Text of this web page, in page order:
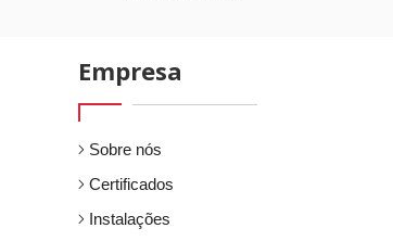
Empresa
Sobre nós
Certificados
Instalações